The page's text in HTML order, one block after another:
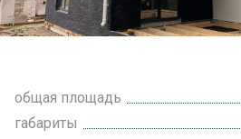
общая площадь
габариты